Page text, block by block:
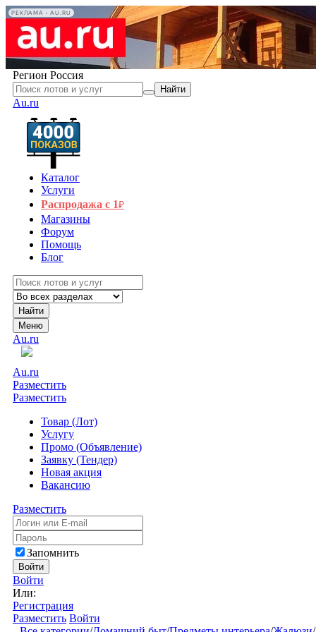
РЕКЛАМА • AU.RU
Регион Россия
Найти
Au.ru
Каталог
Услуги
Распродажа с 1₽
Магазины
Форум
Помощь
Блог
Найти
Меню
Au.ru
Au.ru
Разместить
Разместить
Товар (Лот)
Услугу
Промо (Объявление)
Заявку (Тендер)
Новая акция
Вакансию
Разместить
Запомнить
Войти
Войти
Или:
Регистрация
Разместить Войти